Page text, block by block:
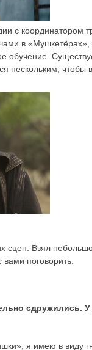
с координатором
в «Мушкетёрах»,
обучение.
нескольким, чтобы
сцен. Взял
вами поговорить.
сдружились. У
я имею в виду